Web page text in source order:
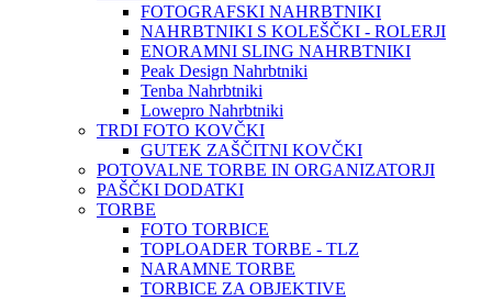
FOTOGRAFSKI NAHRBTNIKI
NAHRBTNIKI S KOLEŠČKI - ROLERJI
ENORAMNI SLING NAHRBTNIKI
Peak Design Nahrbtniki
Tenba Nahrbtniki
Lowepro Nahrbtniki
TRDI FOTO KOVČKI
GUTEK ZAŠČITNI KOVČKI
POTOVALNE TORBE IN ORGANIZATORJI
PAŠČKI DODATKI
TORBE
FOTO TORBICE
TOPLOADER TORBE - TLZ
NARAMNE TORBE
TORBICE ZA OBJEKTIVE